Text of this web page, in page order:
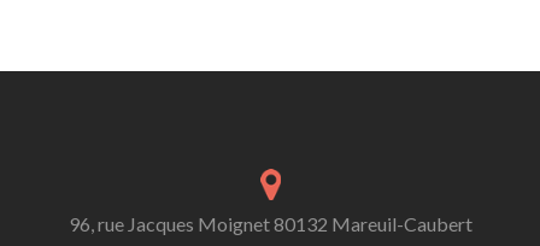
96, rue Jacques Moignet 80132 Mareuil-Caubert